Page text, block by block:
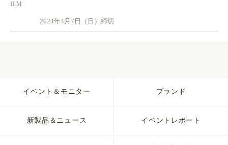
ILM
2024年4月7日（日）締切
イベント＆モニター ブランド
新製品＆ニュース イベントレポート